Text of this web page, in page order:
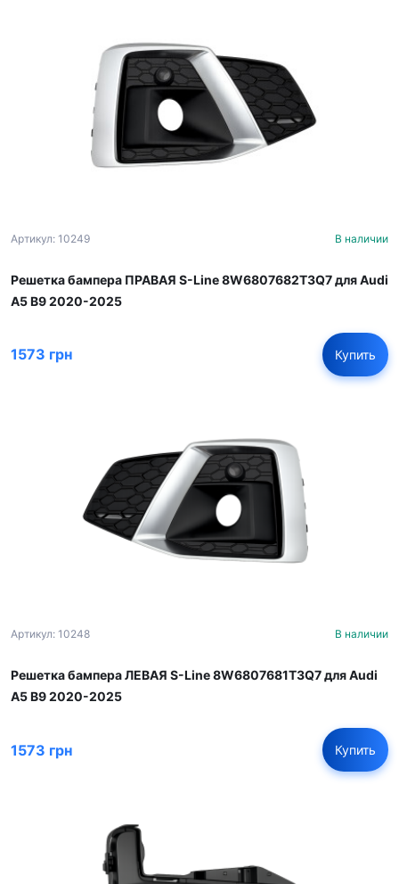
Артикул: 10249 В наличии
Решетка бампера ПРАВАЯ S-Line 8W6807682T3Q7 для Audi
A5 B9 2020-2025
1573 грн Купить
Артикул: 10248 В наличии
Решетка бампера ЛЕВАЯ S-Line 8W6807681T3Q7 для Audi
A5 B9 2020-2025
1573 грн Купить